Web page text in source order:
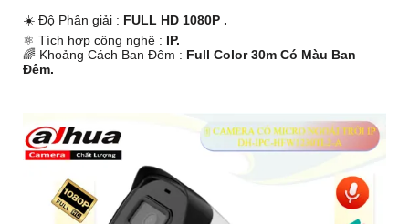
☀️ Độ Phân giải : FULL HD 1080P .
⚛️ Tích hợp công nghệ : IP.
🌈 Khoảng Cách Ban Đêm : Full Color 30m Có Màu Ban
Ðêm.